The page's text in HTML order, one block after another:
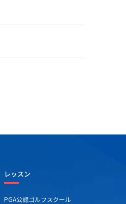
レッスン
PGA公認ゴルフスクール